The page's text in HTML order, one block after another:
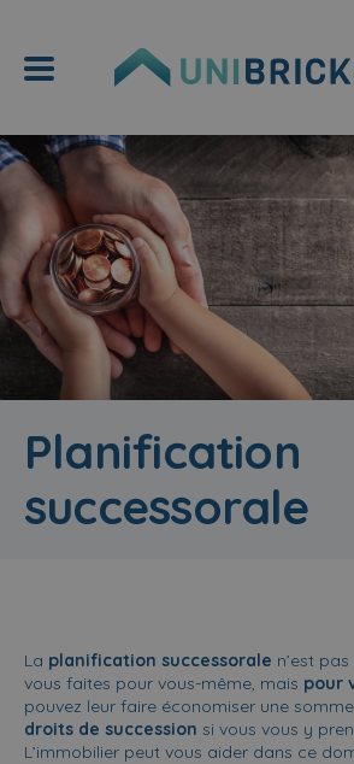
Planification
successorale
La planification successorale n’est
vous faites pour vous-même, mais pour
pouvez leur faire économiser une
droits de succession si vous vous y
L’immobilier peut vous aider dans ce